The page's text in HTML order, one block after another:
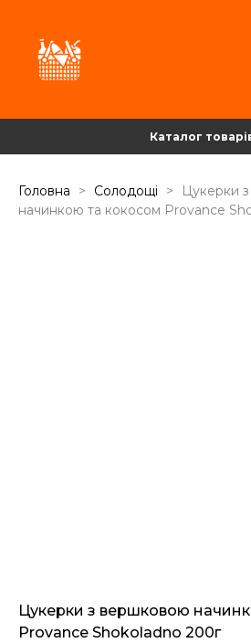
Каталог
Головна Солодощі
Цукерки
начинкою та кокосом Provance
Цукерки з вершковою
Provance Shokoladno 200г